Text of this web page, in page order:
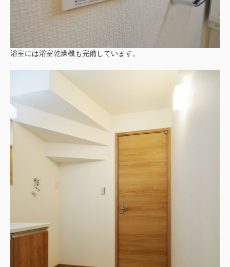
浴室には浴室乾燥機も完備しています。